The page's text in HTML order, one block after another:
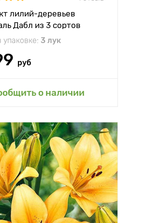
лилий-деревьев
Дабл из 3 сортов
3 лук
руб
о наличии